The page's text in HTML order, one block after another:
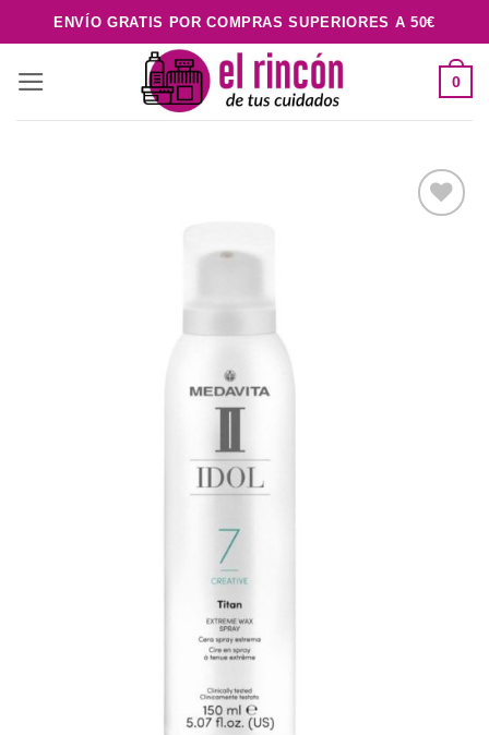
al
contenido
ENVÍO GRATIS POR COMPRAS SUPERIORES A 50€
0